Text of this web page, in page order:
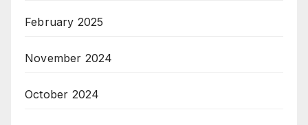
February 2025
November 2024
October 2024